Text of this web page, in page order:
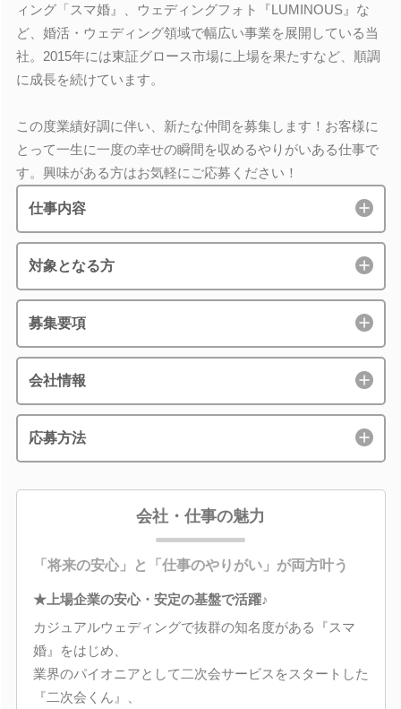
ィング「スマ婚』、ウェディングフォト『LUMINOUS』な
ど、婚活・ウェディング領域で幅広い事業を展開している当
社。2015年には東証グロース市場に上場を果たすなど、順調
に成長を続けています。
この度業績好調に伴い、新たな仲間を募集します！お客様に
とって一生に一度の幸せの瞬間を収めるやりがいある仕事で
す。興味がある方はお気軽にご応募ください！
仕事内容
対象となる方
募集要項
会社情報
応募方法
会社・仕事の魅力
「将来の安心」と「仕事のやりがい」が両方叶う
★上場企業の安心・安定の基盤で活躍♪
カジュアルウェディングで抜群の知名度がある『スマ
婚』をはじめ、
業界のパイオニアとして二次会サービスをスタートした
『二次会くん』、